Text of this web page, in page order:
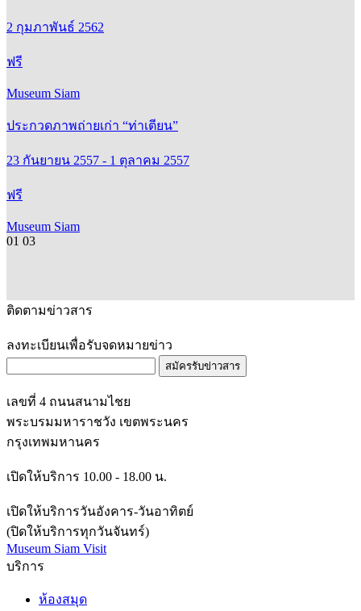
2 กุมภาพันธ์ 2562
ฟรี
Museum Siam
ประกวดภาพถ่ายเก่า “ท่าเตียน”
23 กันยายน 2557 - 1 ตุลาคม 2557
ฟรี
Museum Siam
01 03
ติดตามข่าวสาร
ลงทะเบียนเพื่อรับจดหมายข่าว
สมัครรับข่าวสาร
เลขที่ 4 ถนนสนามไชย
พระบรมมหาราชวัง เขตพระนคร
กรุงเทพมหานคร
เปิดให้บริการ 10.00 - 18.00 น.
เปิดให้บริการวันอังคาร-วันอาทิตย์
(ปิดให้บริการทุกวันจันทร์)
Museum Siam Visit
บริการ
ห้องสมุด